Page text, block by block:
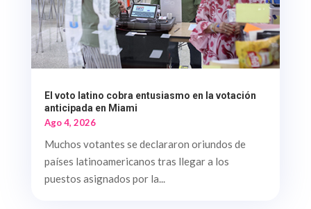
El voto latino cobra entusiasmo en la votación
anticipada en Miami
Ago 4, 2026
Muchos votantes se declararon oriundos de
países latinoamericanos tras llegar a los
puestos asignados por la...